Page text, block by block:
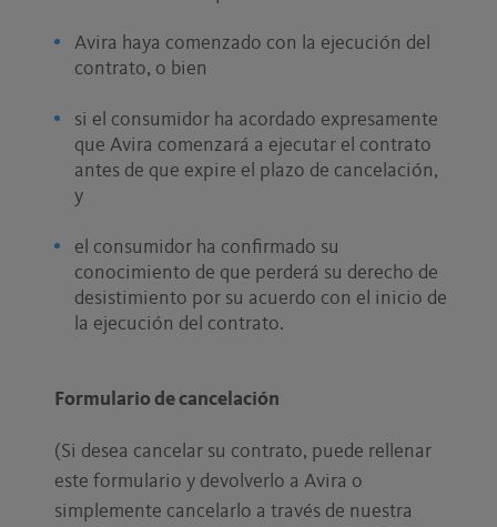
Avira haya comenzado con la ejecución del
contrato, o bien
si el consumidor ha acordado expresamente
que Avira comenzará a ejecutar el contrato
antes de que expire el plazo de cancelación,
y
el consumidor ha confirmado su
conocimiento de que perderá su derecho de
desistimiento por su acuerdo con el inicio de
la ejecución del contrato.
Formulario de cancelación
(Si desea cancelar su contrato, puede rellenar
este formulario y devolverlo a Avira o
simplemente cancelarlo a través de nuestra